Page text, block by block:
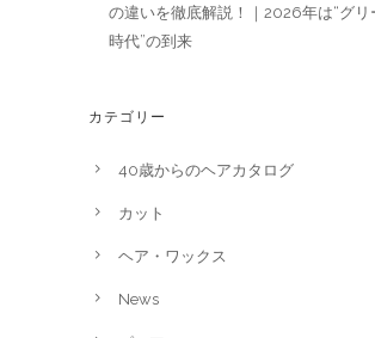
の違いを徹底解説！｜2026年は“グリ
時代”の到来
カテゴリー
40歳からのヘアカタログ
カット
ヘア・ワックス
News